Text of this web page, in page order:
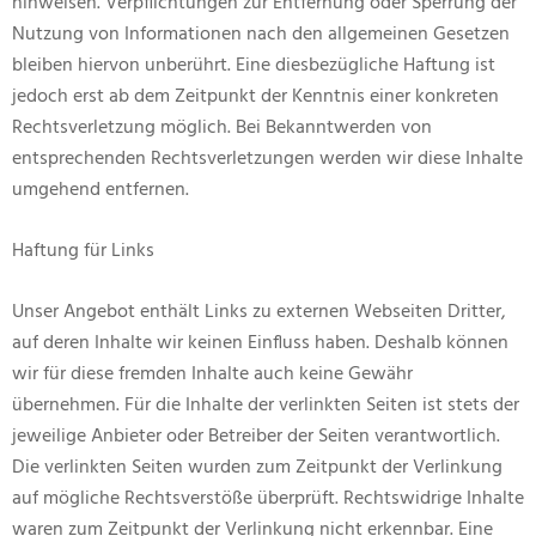
Nutzung von Informationen nach den allgemeinen Gesetzen
bleiben hiervon unberührt. Eine diesbezügliche Haftung ist
jedoch erst ab dem Zeitpunkt der Kenntnis einer konkreten
Rechtsverletzung möglich. Bei Bekanntwerden von
entsprechenden Rechtsverletzungen werden wir diese Inhalte
umgehend entfernen.
Haftung für Links
Unser Angebot enthält Links zu externen Webseiten Dritter,
auf deren Inhalte wir keinen Einfluss haben. Deshalb können
wir für diese fremden Inhalte auch keine Gewähr
übernehmen. Für die Inhalte der verlinkten Seiten ist stets der
jeweilige Anbieter oder Betreiber der Seiten verantwortlich.
Die verlinkten Seiten wurden zum Zeitpunkt der Verlinkung
auf mögliche Rechtsverstöße überprüft. Rechtswidrige Inhalte